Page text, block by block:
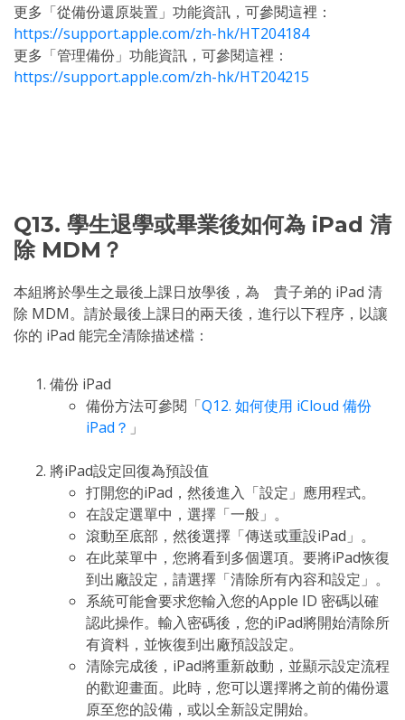
更多「從備份還原裝置」功能資訊，可參閱這裡：
https://support.apple.com/zh-hk/HT204184
更多「管理備份」功能資訊，可參閱這裡：
https://support.apple.com/zh-hk/HT204215
Q13. 學生退學或畢業後如何為 iPad 清
除 MDM？
本組將於學生之最後上課日放學後，為 貴子弟的 iPad 清
除 MDM。請於最後上課日的兩天後，進行以下程序，以讓
你的 iPad 能完全清除描述檔：
備份 iPad
備份方法可參閱「Q12. 如何使用 iCloud 備份
iPad？ 」
將iPad設定回復為預設值
打開您的iPad，然後進入「設定」應用程式。
在設定選單中，選擇「一般」。
滾動至底部，然後選擇「傳送或重設iPad」。
在此菜單中，您將看到多個選項。要將iPad恢復
到出廠設定，請選擇「清除所有內容和設定」。
系統可能會要求您輸入您的Apple ID 密碼以確
認此操作。輸入密碼後，您的iPad將開始清除所
有資料，並恢復到出廠預設設定。
清除完成後，iPad將重新啟動，並顯示設定流程
的歡迎畫面。此時，您可以選擇將之前的備份還
原至您的設備，或以全新設定開始。